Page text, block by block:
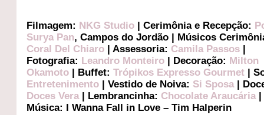
Filmagem: NKG Studio | Cerimônia e Recepção:
Surya Pan, Campos do Jordão | Músicos
Coral Del Chiaro | Assessoria: Camila Passos
Fotografia: Leandro Monteiro | Decoração: Milton
Okamoto | Buffet:Trópikos Expresso Gourmet |
Entretenimento | Vestido de Noiva: Si Sposa|
Doces Vera| Lembrancinha: Chocolate Araucária|
Música: I Wanna Fall in Love – Tim Halperin